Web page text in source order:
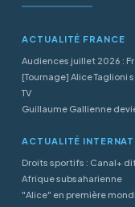
ACTUALITÉ FRANCE
Audiences juillet 2026 :
[Tournage] Alice Taglioni
TV
Guillaume Gallienne
ACTUALITÉ
Droits sportifs : Canal+
Afrique subsaharienne
"Alice" en première